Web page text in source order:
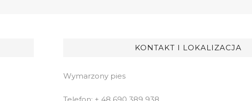
KONTAKT I LOKALIZACJA
Wymarzony pies